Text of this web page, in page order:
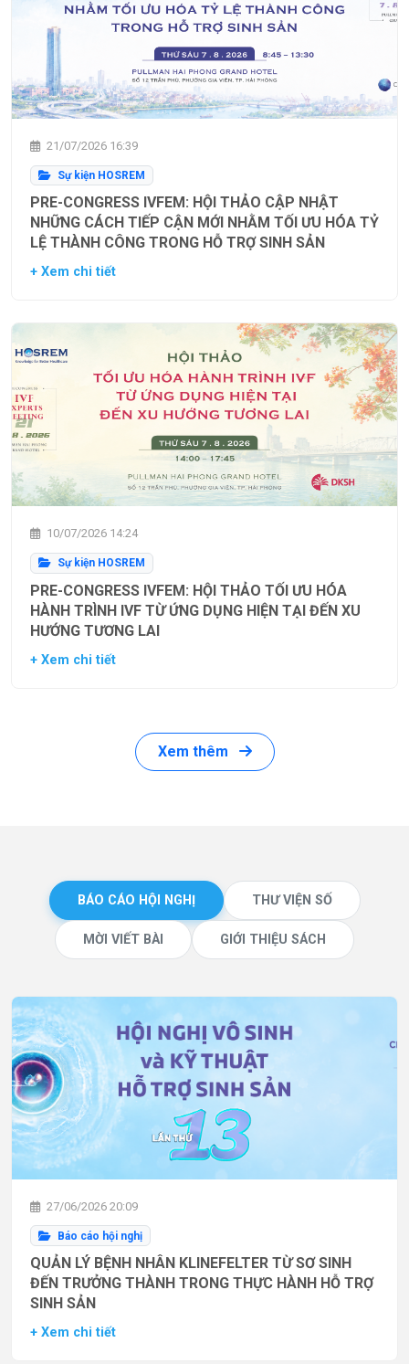
21/07/2026 16:39
Sự kiện HOSREM
PRE-CONGRESS IVFEM: HỘI THẢO CẬP NHẬT
NHỮNG CÁCH TIẾP CẬN MỚI NHẰM TỐI ƯU HÓA TỶ
LỆ THÀNH CÔNG TRONG HỖ TRỢ SINH SẢN
+ Xem chi tiết
10/07/2026 14:24
Sự kiện HOSREM
PRE-CONGRESS IVFEM: HỘI THẢO TỐI ƯU HÓA
HÀNH TRÌNH IVF TỪ ỨNG DỤNG HIỆN TẠI ĐẾN XU
HƯỚNG TƯƠNG LAI
+ Xem chi tiết
Xem thêm
BÁO CÁO HỘI NGHỊ THƯ VIỆN SỐ
MỜI VIẾT BÀI GIỚI THIỆU SÁCH
27/06/2026 20:09
Báo cáo hội nghị
QUẢN LÝ BỆNH NHÂN KLINEFELTER TỪ SƠ SINH
ĐẾN TRƯỞNG THÀNH TRONG THỰC HÀNH HỖ TRỢ
SINH SẢN
+ Xem chi tiết